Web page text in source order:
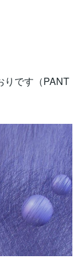
りです（PANT